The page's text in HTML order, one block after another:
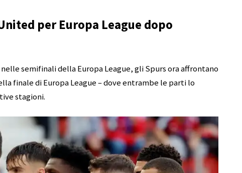
per Europa League dopo
semifinali della Europa League, gli Spurs ora affrontano
finale di Europa League – dove entrambe le parti lo
stagioni.